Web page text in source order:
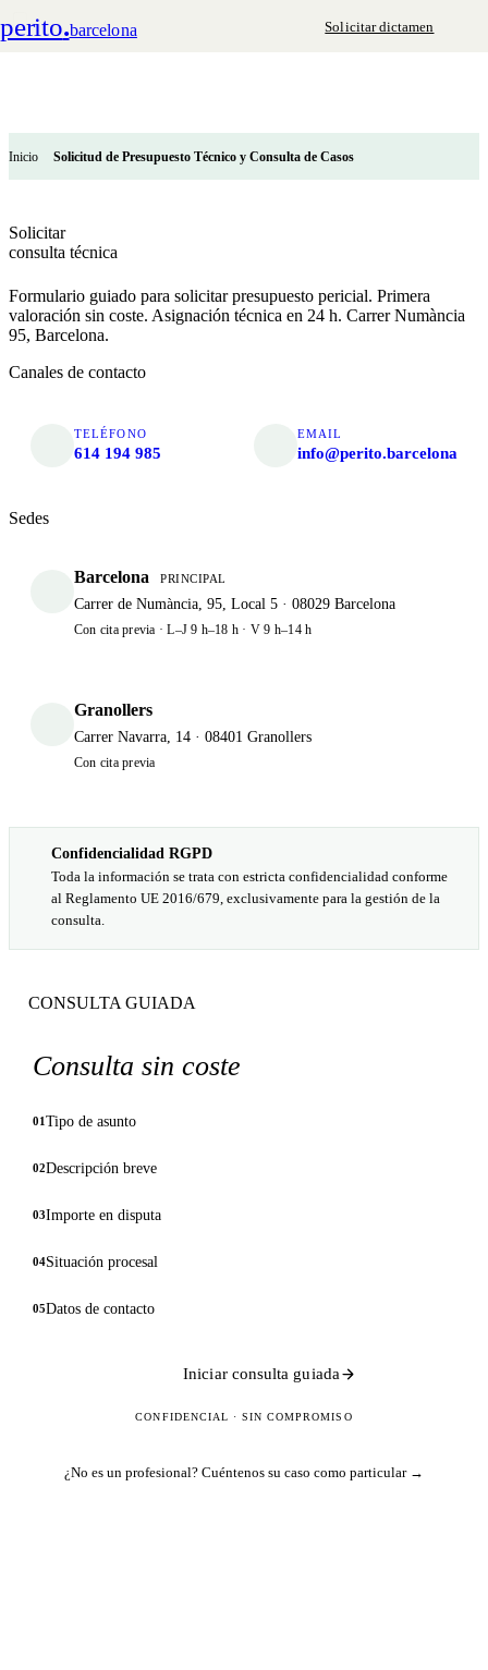
perito.barcelona Solicitar dictamen
Inicio Solicitud de Presupuesto Técnico y Consulta de Casos
Solicitar
consulta técnica
Formulario guiado para solicitar presupuesto pericial. Primera
valoración sin coste. Asignación técnica en 24 h. Carrer Numància
95, Barcelona.
Canales de contacto
TELÉFONO
614 194 985
EMAIL
info@perito.barcelona
Sedes
Barcelona PRINCIPAL
Carrer de Numància, 95, Local 5 · 08029 Barcelona
Con cita previa · L–J 9 h–18 h · V 9 h–14 h
Granollers
Carrer Navarra, 14 · 08401 Granollers
Con cita previa
Confidencialidad RGPD
Toda la información se trata con estricta confidencialidad conforme
al Reglamento UE 2016/679, exclusivamente para la gestión de la
consulta.
CONSULTA GUIADA
Consulta sin coste
01Tipo de asunto
02Descripción breve
03Importe en disputa
04Situación procesal
05Datos de contacto
Iniciar consulta guiada
CONFIDENCIAL · SIN COMPROMISO
¿No es un profesional? Cuéntenos su caso como particular →